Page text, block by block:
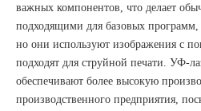
важных компонентов, что делает
подходящими для базовых программ,
но они используют изображения с
подходят для струйной печати. УФ-
обеспечивают более высокую
производственного предприятия,